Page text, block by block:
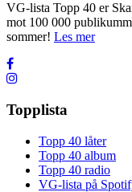
VG-lista Topp 40 er
mot 100 000
sommer! Les mer
Topplista
Topp 40 låter
Topp 40 album
Topp 40 radio
VG-lista på